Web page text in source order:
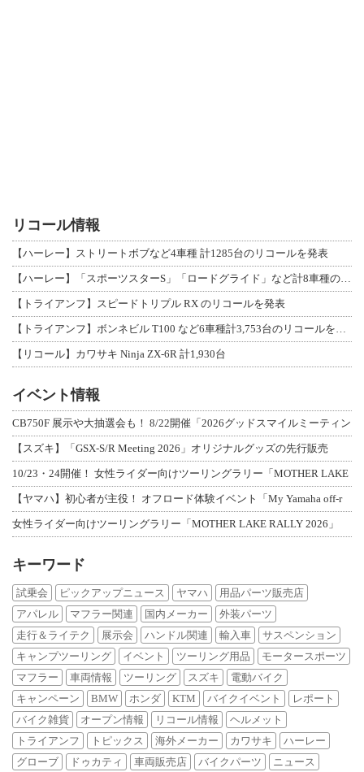
リコール情報
【ハーレー】ストリートボブなど4車種 計1285台のリコールを発表
【トライアンフ】スピードトリプル RX のリコールを発表
【リコール】カワサキ Ninja ZX-6R 計1,930台
イベント情報
CB750F 展示や大抽選会も！ 8/22開催「2026グッドスマイルミーティン
【スズキ】「GSX-S/R Meeting 2026」オリジナルグッズの先行販売
10/23・24開催！ 女性ライダー向けツーリングラリー「MOTHER LAKE
【ヤマハ】初心者が主役！ オフロード体験イベント「My Yamaha off-r
女性ライダー向けツーリングラリー「MOTHER LAKE RALLY 2026」
キーワード
試乗会 ピックアップニュース ヤマハ
用品パーツ販売店
アパレル
マフラー関連 国内メーカー
外装パーツ
走行＆ライテク
展示会 ハンドル関連 輸入車
サスペンション
キャンプツーリング
イベント ツーリング用品
モータースポーツ
マフラー
車両情報 ツーリング スズキ
電動バイク
キャンペーン
BMW ホンダ KTM バイクイベント
レポート
バイク雑貨
オープン情報 リコール情報
ヘルメット
トライアンフ
トピックス 海外メーカー カワサキ
ハーレー
グローブ
ドゥカティ 車両販売店 バイクパーツ ニュース